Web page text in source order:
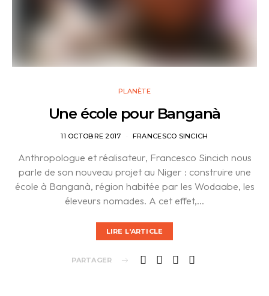
PLANÈTE
Une école pour Banganà
11 OCTOBRE 2017 FRANCESCO SINCICH
Anthropologue et réalisateur, Francesco Sincich nous
parle de son nouveau projet au Niger : construire une
école à Banganà, région habitée par les Wodaabe, les
éleveurs nomades. A cet effet,…
LIRE L'ARTICLE
PARTAGER